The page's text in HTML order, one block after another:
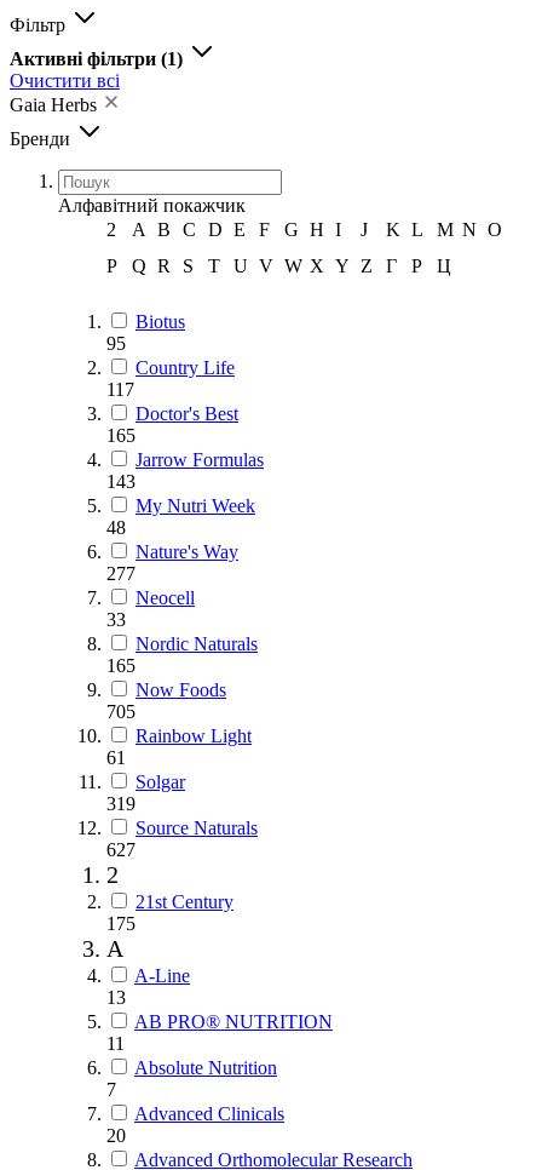
Фільтр
Активні фільтри (1)
Очистити всі
Gaia Herbs
Бренди
Алфавітний покажчик
2
A B C D E F G H I J K L M N O
P
Q R S T U V W X Y Z Г Р Ц
Biotus
95
Country Life
117
Doctor's Best
165
Jarrow Formulas
143
My Nutri Week
48
Nature's Way
277
Neocell
33
Nordic Naturals
165
Now Foods
705
Rainbow Light
61
Solgar
319
Source Naturals
627
2
21st Century
175
A
A-Line
13
AB PRO® NUTRITION
11
Absolute Nutrition
7
Advanced Clinicals
20
Advanced Orthomolecular Research